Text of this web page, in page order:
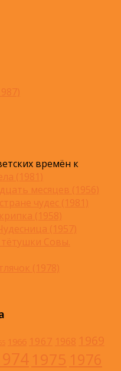
времён к
(1981)
месяцев (1956)
чудес (1981)
(1958)
(1957)
Совы.
(1978)
1966 1967 1968 1969
1975 1976